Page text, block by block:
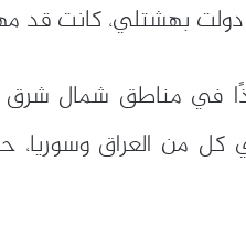
بهشتلي، كانت قد
مناطق شمال شرق
كل من العراق